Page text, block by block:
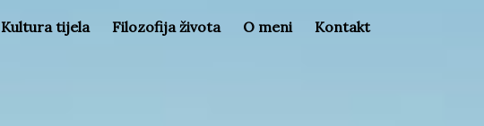
Kultura tijela Filozofija života O meni Kontakt